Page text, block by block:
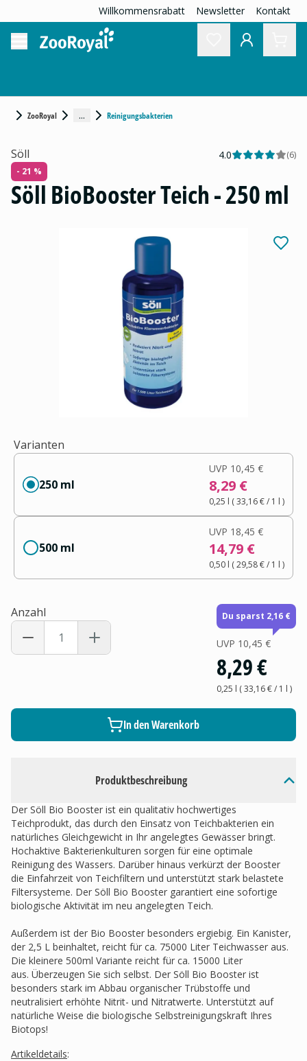
Willkommensrabatt Newsletter Kontakt
ZooRoyal ... Reinigungsbakterien
Produktbeschreibung
Der Söll Bio Booster ist ein qualitativ hochwertiges
Teichprodukt, das durch den Einsatz von Teichbakterien ein
natürliches Gleichgewicht in Ihr angelegtes Gewässer bringt.
Hochaktive Bakterienkulturen sorgen für eine optimale
Reinigung des Wassers. Darüber hinaus verkürzt der Booster
die Einfahrzeit von Teichfiltern und unterstützt stark belastete
Filtersysteme. Der Söll Bio Booster garantiert eine sofortige
biologische Aktivität im neu angelegten Teich.
Außerdem ist der Bio Booster besonders ergiebig. Ein Kanister,
der 2,5 L beinhaltet, reicht für ca. 75000 Liter Teichwasser aus.
Die kleinere 500ml Variante reicht für ca. 15000 Liter
aus. Überzeugen Sie sich selbst. Der Söll Bio Booster ist
besonders stark im Abbau organischer Trübstoffe und
neutralisiert erhöhte Nitrit- und Nitratwerte. Unterstützt auf
natürliche Weise die biologische Selbstreinigungskraft Ihres
Biotops!
Artikeldetails:
Söll 4.0 (6)
- 21 %
Söll BioBooster Teich - 250 ml
Varianten
250 ml
UVP 10,45 €
8,29 €
0,25 l (33,16 €/ 1 l )
500 ml
UVP 18,45 €
14,79 €
0,50 l (29,58 €/ 1 l )
Anzahl Du sparst 2,16 €
UVP 10,45 €
8,29 €
0,25 l (33,16 €/ 1 l )
In den Warenkorb